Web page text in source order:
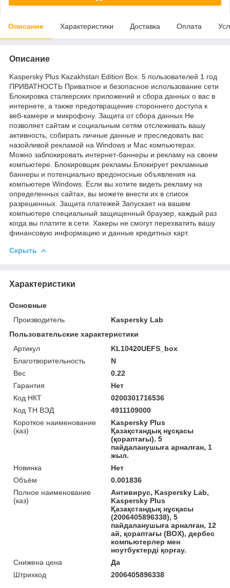
Описание Характеристики Доставка Оплата
Описание
Kaspersky Plus Kazakhstan Edition Box. 5 пользователей 1 год
ПРИВАТНОСТЬ Приватное и безопасное использование сети
Блокировка сталкерских приложений и сбора данных о вас в
интернете, а также предотвращение стороннего доступа к
веб-камере и микрофону. Защита от сбора данных Не
позволяет сайтам и социальным сетям отслеживать вашу
активность, собирать личные данные и преследовать вас
назойливой рекламой на Windows и Mac компьютерах.
Можно заблокировать интернет-баннеры и рекламу на своем
компьютере. Блокировщик рекламы Блокирует рекламные
баннеры и потенциально вредоносные объявления на
компьютере Windows. Если вы хотите видеть рекламу на
определенных сайтах, вы можете внести их в список
разрешенных. Защита платежей Запускает на вашем
компьютере специальный защищенный браузер, каждый раз
когда вы платите в сети. Хакеры не смогут перехватить вашу
финансовую информацию и данные кредитных карт.
Скрыть
Характеристики
Основные
Производитель
Kaspersky Lab
Пользовательские характеристики
Артикул
KL10420UEFS_box
Благотворительность
N
Вес
0.22
Гарантия
Нет
Код НКТ
0200301716536
Код ТН ВЭД
4911109000
Короткое наименование
(каз)
Kaspersky Plus
Қазақстандық нұсқасы
(қораптағы). 5
пайдаланушыға арналған, 1
жыл.
Новинка
Нет
Объём
0.001836
Полное наименование
(каз)
Антивирус, Kaspersky Lab,
Kaspersky Plus
Қазақстандық нұсқасы
(2006405896338), 5
пайдаланушыға арналған, 12
ай, қораптағы (BOX), дербес
компьютерлер мен
ноутбуктерді қорғау.
Снижена цена
Да
Штрихкод
2006405896338